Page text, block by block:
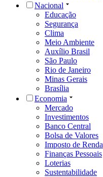
Nacional
Educação
Segurança
Clima
Meio Ambiente
Auxílio Brasil
São Paulo
Rio de Janeiro
Minas Gerais
Brasília
Economia
Mercado
Investimentos
Banco Central
Bolsa de Valores
Imposto de Renda
Finanças Pessoais
Loterias
Sustentabilidade